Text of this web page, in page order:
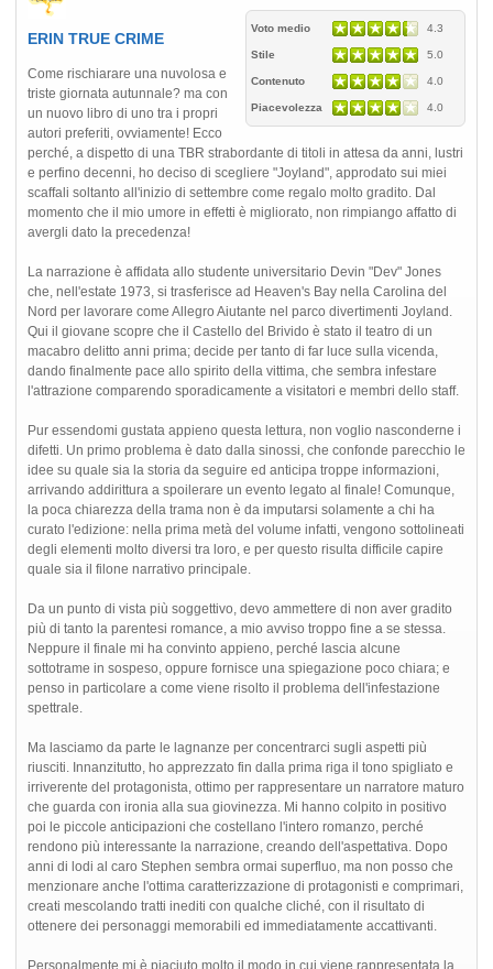
Voto medio 4.3
Stile 5.0
Contenuto 4.0
Piacevolezza 4.0
ERIN TRUE CRIME
Come rischiarare una nuvolosa e
triste giornata autunnale? ma con
un nuovo libro di uno tra i propri
autori preferiti, ovviamente! Ecco
perché, a dispetto di una TBR strabordante di titoli in attesa da anni, lustri
e perfino decenni, ho deciso di scegliere "Joyland", approdato sui miei
scaffali soltanto all'inizio di settembre come regalo molto gradito. Dal
momento che il mio umore in effetti è migliorato, non rimpiango affatto di
avergli dato la precedenza!
La narrazione è affidata allo studente universitario Devin "Dev" Jones
che, nell'estate 1973, si trasferisce ad Heaven's Bay nella Carolina del
Nord per lavorare come Allegro Aiutante nel parco divertimenti Joyland.
Qui il giovane scopre che il Castello del Brivido è stato il teatro di un
macabro delitto anni prima; decide per tanto di far luce sulla vicenda,
dando finalmente pace allo spirito della vittima, che sembra infestare
l'attrazione comparendo sporadicamente a visitatori e membri dello staff.
Pur essendomi gustata appieno questa lettura, non voglio nasconderne i
difetti. Un primo problema è dato dalla sinossi, che confonde parecchio le
idee su quale sia la storia da seguire ed anticipa troppe informazioni,
arrivando addirittura a spoilerare un evento legato al finale! Comunque,
la poca chiarezza della trama non è da imputarsi solamente a chi ha
curato l'edizione: nella prima metà del volume infatti, vengono sottolineati
degli elementi molto diversi tra loro, e per questo risulta difficile capire
quale sia il filone narrativo principale.
Da un punto di vista più soggettivo, devo ammettere di non aver gradito
più di tanto la parentesi romance, a mio avviso troppo fine a se stessa.
Neppure il finale mi ha convinto appieno, perché lascia alcune
sottotrame in sospeso, oppure fornisce una spiegazione poco chiara; e
penso in particolare a come viene risolto il problema dell'infestazione
spettrale.
Ma lasciamo da parte le lagnanze per concentrarci sugli aspetti più
riusciti. Innanzitutto, ho apprezzato fin dalla prima riga il tono spigliato e
irriverente del protagonista, ottimo per rappresentare un narratore maturo
che guarda con ironia alla sua giovinezza. Mi hanno colpito in positivo
poi le piccole anticipazioni che costellano l'intero romanzo, perché
rendono più interessante la narrazione, creando dell'aspettativa. Dopo
anni di lodi al caro Stephen sembra ormai superfluo, ma non posso che
menzionare anche l'ottima caratterizzazione di protagonisti e comprimari,
creati mescolando tratti inediti con qualche cliché, con il risultato di
ottenere dei personaggi memorabili ed immediatamente accattivanti.
Personalmente mi è piaciuto molto il modo in cui viene rappresentata la